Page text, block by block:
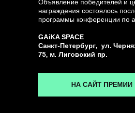
Объявление победителей и
награждения состоялось
программы конференции по
GAiKA SPACE
Санкт-Петербург, ул.
75, м. Лиговский пр.
НА САЙТ ПРЕМИИ
ГЕНЕРАЛЬНЫЙ ИНФОПАРТНЕР
CONVERSATIONS